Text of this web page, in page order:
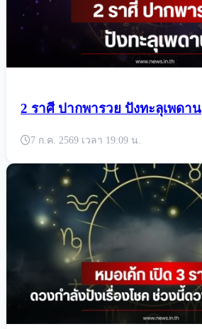
2 ราศี ปากพารวย ปังทะลุเพดาน
7 ก.ค. 2569 เวลา 19:09 น.